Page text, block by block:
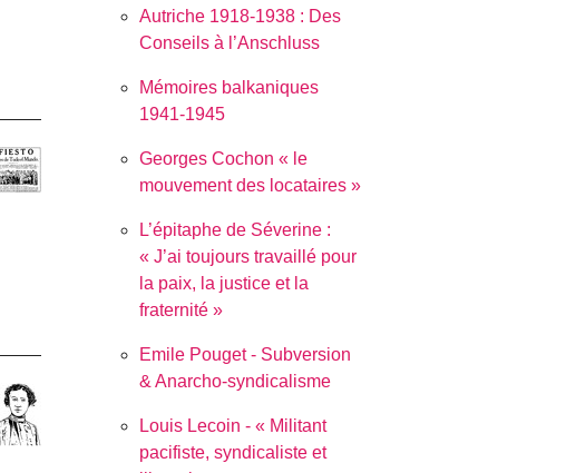
Autriche 1918-1938 : Des
Conseils à l’Anschluss
Mémoires balkaniques
1941-1945
Georges Cochon « le
mouvement des locataires »
L’épitaphe de Séverine :
J’ai toujours travaillé pour
la paix, la justice et la
fraternité
Emile Pouget - Subversion
& Anarcho-syndicalisme
Louis Lecoin - « Militant
pacifiste, syndicaliste et